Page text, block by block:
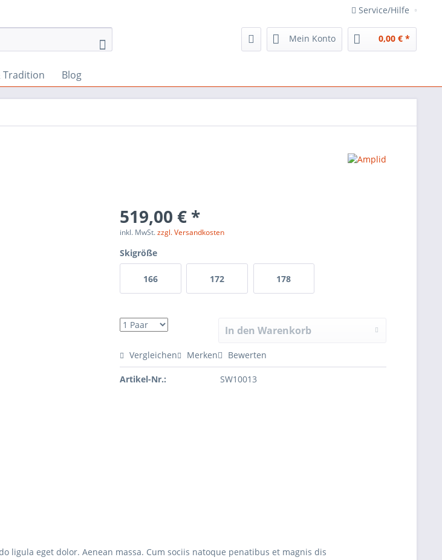
Service/Hilfe
Mein Konto 0,00 € *
Tradition Blog
519,00 € *
inkl. MwSt.zzgl. Versandkosten
Skigröße
166 172 178
In den Warenkorb
Vergleichen Merken Bewerten
Artikel-Nr.: SW10013
ligula eget dolor. Aenean massa. Cum sociis natoque penatibus et magnis dis